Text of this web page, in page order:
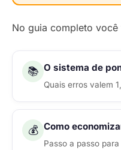
No guia completo
📚 O sistema de
Quais erros valem
💰 Como
Passo a passo